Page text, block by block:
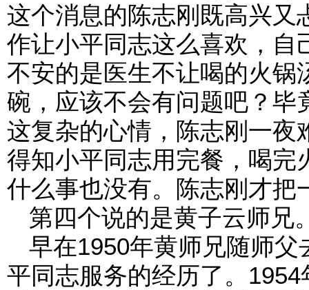
这个消息的陈志刚既高兴又
作让小平同志这么喜欢，自
不安的是医生不让喝的火锅
碗，应该不会有问题吧？毕
这复杂的心情，陈志刚一夜
得知小平同志用完餐，喝完
什么事也没有。陈志刚才把
第四个说的是黄子云师兄
早在1950年黄师兄随师
平同志服务的经历了。